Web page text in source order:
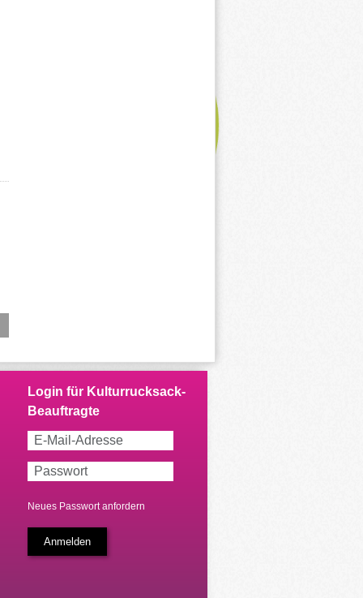
Neues Passwort anfordern